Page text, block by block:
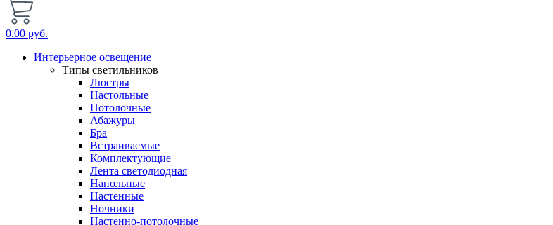
0.00 руб.
Интерьерное освещение
Типы светильников
Люстры
Настольные
Потолочные
Абажуры
Бра
Встраиваемые
Комплектующие
Лента светодиодная
Напольные
Настенные
Ночники
Настенно-потолочные